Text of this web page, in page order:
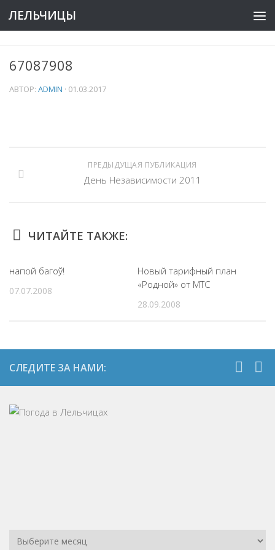
ЛЕЛЬЧИЦЫ
67087908
АВТОР: ADMIN · 01.03.2017
ПРЕДЫДУЩАЯ ПУБЛИКАЦИЯ
День Независимости 2011
ЧИТАЙТЕ ТАКЖЕ:
напой багоў!
07.07.2008
Новый тарифный план
«Родной» от МТС
28.09.2008
СЛЕДИТЕ ЗА НАМИ: